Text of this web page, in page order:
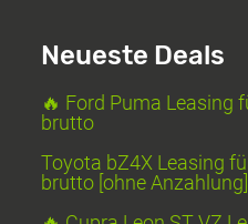
Neueste Deals
🔥 Ford Puma Leasing
brutto
Toyota bZ4X Leasing
brutto [ohne Anzahlung]